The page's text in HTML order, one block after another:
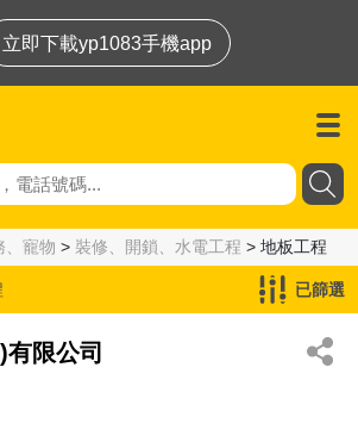
立即下載yp1083手機app
、寵物 > 裝修、開鎖、水電工程 > 地板工程
已篩選
限公司